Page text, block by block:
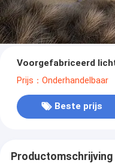
Voorgefabriceerd
Prijs：Onderhandelbaar
Beste prijs
Productomschrijving